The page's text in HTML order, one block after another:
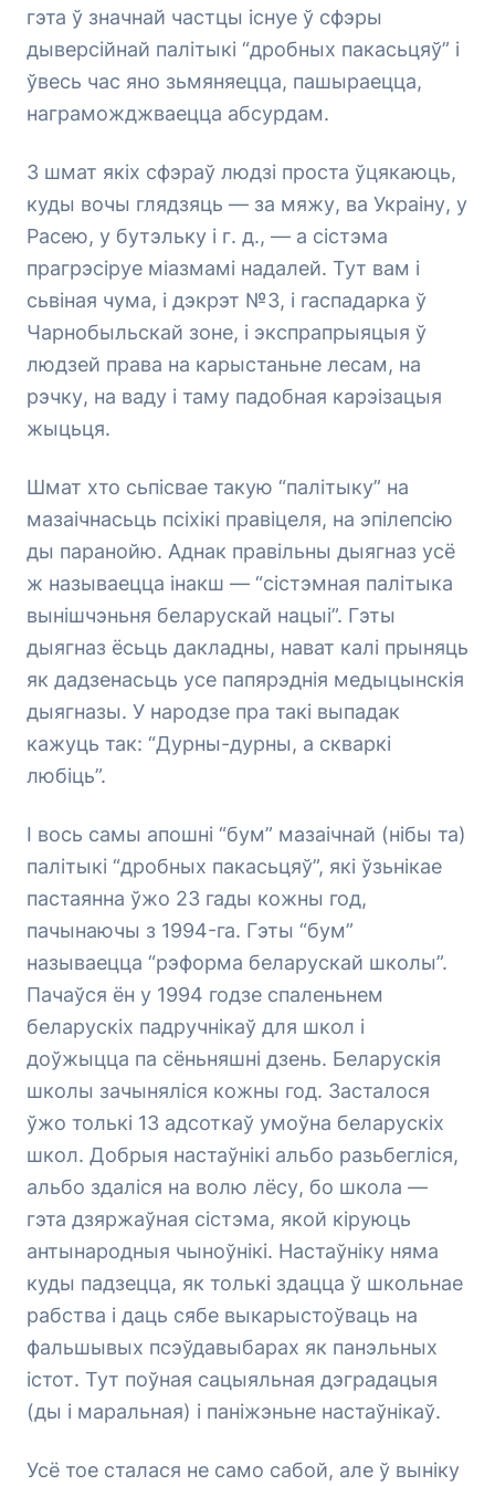
гэта ў значнай частцы існуе ў сфэры
дыверсійнай палітыкі “дробных пакасьцяў” і
ўвесь час яно зьмяняецца, пашыраецца,
награможджваецца абсурдам.
З шмат якіх сфэраў людзі проста ўцякаюць,
куды вочы глядзяць — за мяжу, ва Украіну, у
Расею, у бутэльку і г. д., — а сістэма
прагрэсіруе міазмамі надалей. Тут вам і
сьвіная чума, і дэкрэт №3, і гаспадарка ў
Чарнобыльскай зоне, і экспрапрыяцыя ў
людзей права на карыстаньне лесам, на
рэчку, на ваду і таму падобная карэізацыя
жыцьця.
Шмат хто сьпісвае такую “палітыку” на
мазаічнасьць псіхікі правіцеля, на эпілепсію
ды паранойю. Аднак правільны дыягназ усё
ж называецца інакш — “сістэмная палітыка
вынішчэньня беларускай нацыі”. Гэты
дыягназ ёсьць дакладны, нават калі прыняць
як дадзенасьць усе папярэднія медыцынскія
дыягназы. У народзе пра такі выпадак
кажуць так: “Дурны-дурны, а скваркі
любіць”.
І вось самы апошні “бум” мазаічнай (нібы та)
палітыкі “дробных пакасьцяў”, які ўзьнікае
пастаянна ўжо 23 гады кожны год,
пачынаючы з 1994-га. Гэты “бум”
называецца “рэформа беларускай школы”.
Пачаўся ён у 1994 годзе спаленьнем
беларускіх падручнікаў для школ і
доўжыцца па сёньняшні дзень. Беларускія
школы зачыняліся кожны год. Засталося
ўжо толькі 13 адсоткаў умоўна беларускіх
школ. Добрыя настаўнікі альбо разьбегліся,
альбо здаліся на волю лёсу, бо школа —
гэта дзяржаўная сістэма, якой кіруюць
антынародныя чыноўнікі. Настаўніку няма
куды падзецца, як толькі здацца ў школьнае
рабства і даць сябе выкарыстоўваць на
фальшывых псэўдавыбарах як панэльных
істот. Тут поўная сацыяльная дэградацыя
(ды і маральная) і паніжэньне настаўнікаў.
Усё тое сталася не само сабой, але ў выніку